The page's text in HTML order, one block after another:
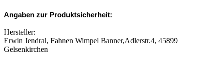
Angaben zur Produktsicherheit:
Hersteller:
Erwin Jendral, Fahnen Wimpel Banner,Adlerstr.4, 45899
Gelsenkirchen